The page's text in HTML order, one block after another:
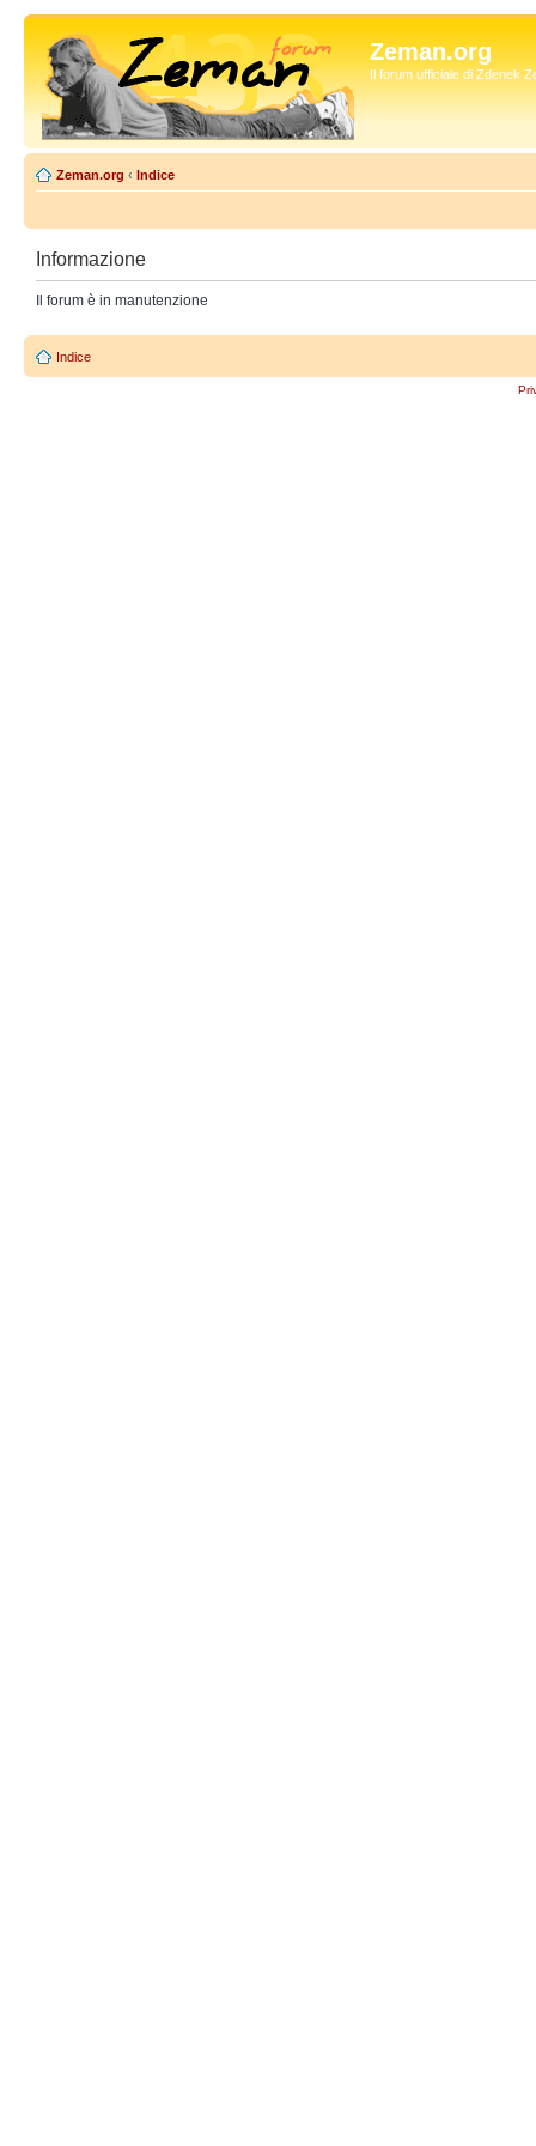
Zeman.org
Il forum ufficiale di Zdenek
Zeman.org ‹ Indice
Informazione
Il forum è in manutenzione
Indice